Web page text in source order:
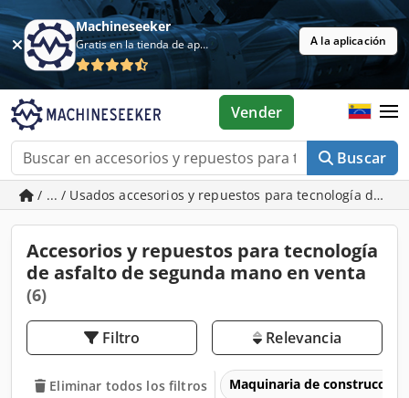
Machineseeker
Gratis en la tienda de aplicaciones A la aplicación
Buscar
Vender
/ ... / Usados accesorios y repuestos para tecnología de
Accesorios y repuestos para tecnología
de asfalto de segunda mano en venta
(6)
Filtro Relevancia
Eliminar todos los filtros Maquinaria de construcción